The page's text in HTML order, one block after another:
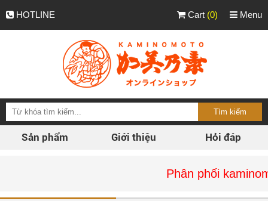
HOTLINE Menu
Cart (0)
Sản phẩm Giới thiệu Hỏi đáp
Phân phối kaminomoto